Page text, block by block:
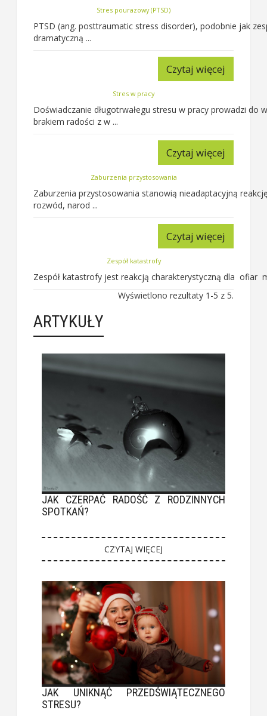
Stres pourazowy (PTSD)
PTSD (ang. posttraumatic stress disorder), podobnie jak
dramatyczną ...
Czytaj więcej
Stres w pracy
Doświadczanie długotrwałegu stresu w pracy prowadzi
brakiem radości z w ...
Czytaj więcej
Zaburzenia przystosowania
Zaburzenia przystosowania stanowią nieadaptacyjną
rozwód, narod ...
Czytaj więcej
Zespół katastrofy
Zespół katastrofy jest reakcją charakterystyczną dla ofiar
Wyświetlono rezultaty 1-5 z 5.
ARTYKUŁY
JAK CZERPAĆ RADOŚĆ Z RODZINNYCH
SPOTKAŃ?
CZYTAJ WIĘCEJ
JAK UNIKNĄĆ PRZEDŚWIĄTECZNEGO
STRESU?